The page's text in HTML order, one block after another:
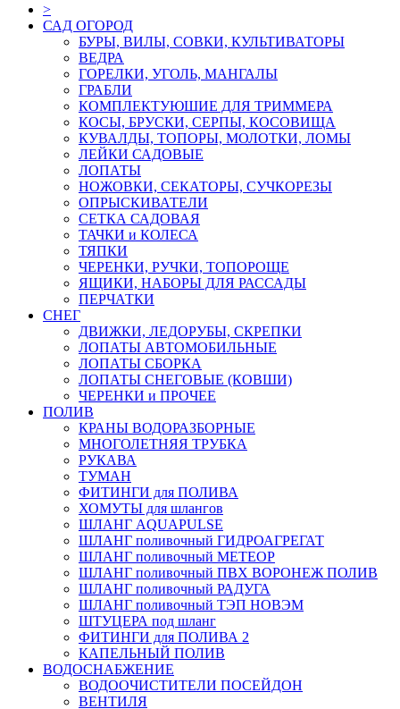
>
САД ОГОРОД
БУРЫ, ВИЛЫ, СОВКИ, КУЛЬТИВАТОРЫ
ВЕДРА
ГОРЕЛКИ, УГОЛЬ, МАНГАЛЫ
ГРАБЛИ
КОМПЛЕКТУЮШИЕ ДЛЯ ТРИММЕРА
КОСЫ, БРУСКИ, СЕРПЫ, КОСОВИЩА
КУВАЛДЫ, ТОПОРЫ, МОЛОТКИ, ЛОМЫ
ЛЕЙКИ САДОВЫЕ
ЛОПАТЫ
НОЖОВКИ, СЕКАТОРЫ, СУЧКОРЕЗЫ
ОПРЫСКИВАТЕЛИ
СЕТКА САДОВАЯ
ТАЧКИ и КОЛЕСА
ТЯПКИ
ЧЕРЕНКИ, РУЧКИ, ТОПОРОЩЕ
ЯЩИКИ, НАБОРЫ ДЛЯ РАССАДЫ
ПЕРЧАТКИ
СНЕГ
ДВИЖКИ, ЛЕДОРУБЫ, СКРЕПКИ
ЛОПАТЫ АВТОМОБИЛЬНЫЕ
ЛОПАТЫ СБОРКА
ЛОПАТЫ СНЕГОВЫЕ (КОВШИ)
ЧЕРЕНКИ и ПРОЧЕЕ
ПОЛИВ
КРАНЫ ВОДОРАЗБОРНЫЕ
МНОГОЛЕТНЯЯ ТРУБКА
РУКАВА
ТУМАН
ФИТИНГИ для ПОЛИВА
ХОМУТЫ для шлангов
ШЛАНГ AQUAPULSE
ШЛАНГ поливочный ГИДРОАГРЕГАТ
ШЛАНГ поливочный МЕТЕОР
ШЛАНГ поливочный ПВХ ВОРОНЕЖ ПОЛИВ
ШЛАНГ поливочный РАДУГА
ШЛАНГ поливочный ТЭП НОВЭМ
ШТУЦЕРА под шланг
ФИТИНГИ для ПОЛИВА 2
КАПЕЛЬНЫЙ ПОЛИВ
ВОДОСНАБЖЕНИЕ
ВОДООЧИСТИТЕЛИ ПОСЕЙДОН
ВЕНТИЛЯ